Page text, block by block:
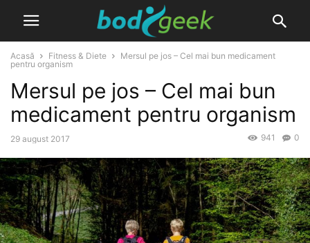
Acasă Fitness & Diete
Mersul pe jos – Cel mai bun medicament
pentru organism
Mersul pe jos – Cel mai bun
medicament pentru organism
29 august 2017 0
941